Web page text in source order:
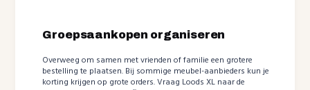
Groepsaankopen organiseren
Overweeg om samen met vrienden of familie een grotere
bestelling te plaatsen. Bij sommige meubel-aanbieders kun je
korting krijgen op grote orders. Vraag Loods XL naar de